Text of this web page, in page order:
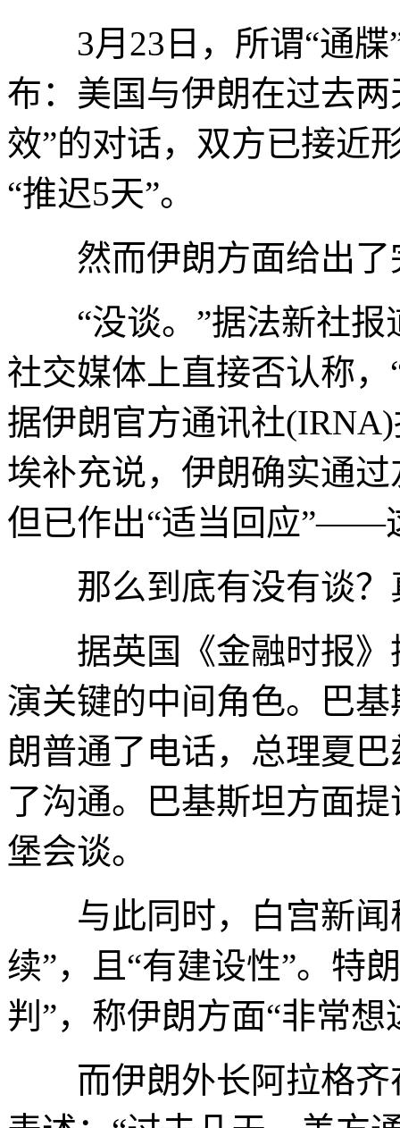
3月23日，所谓“通牒”
布：美国与伊朗在过去
效”的对话，双方已接近
“推迟5天”。
然而伊朗方面给出了
“没谈。”据法新社报
社交媒体上直接否认称
据伊朗官方通讯社
埃补充说，伊朗确实通
但已作出“适当回应”——
那么到底有没有谈？
据英国《金融时报》
演关键的中间角色。巴
朗普通了电话，总理夏
了沟通。巴基斯坦方面
堡会谈。
与此同时，白宫新闻
续”，且“有建设性”。特
判”，称伊朗方面“非常想
而伊朗外长阿拉格齐